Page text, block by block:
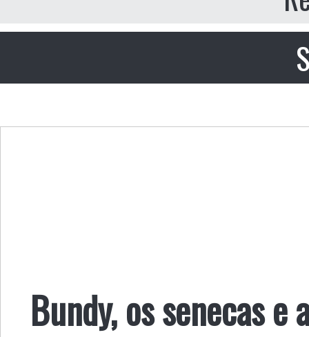
Bundy, os senecas